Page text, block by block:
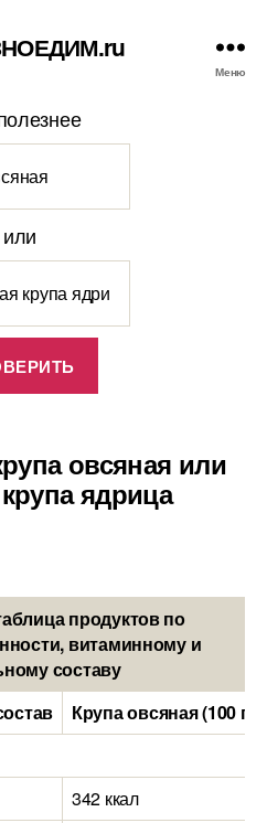
Меню
или
овсяная или
ядрица
продуктов по
витаминному и
составу
Крупа овсяная (100
342 ккал